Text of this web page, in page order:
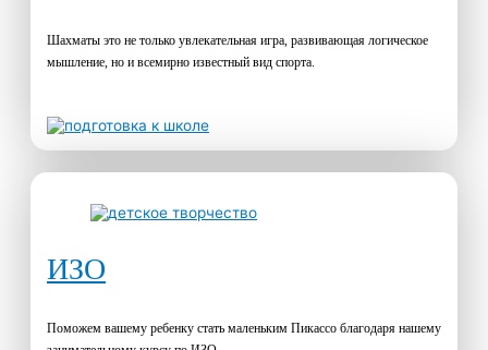
Шахматы это не только увлекательная игра, развивающая логическое
мышление, но и всемирно известный вид спорта.
ИЗО
Поможем вашему ребенку стать маленьким Пикассо благодаря нашему